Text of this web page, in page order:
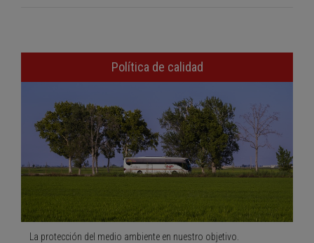
Política de calidad
La protección del medio ambiente en nuestro objetivo.